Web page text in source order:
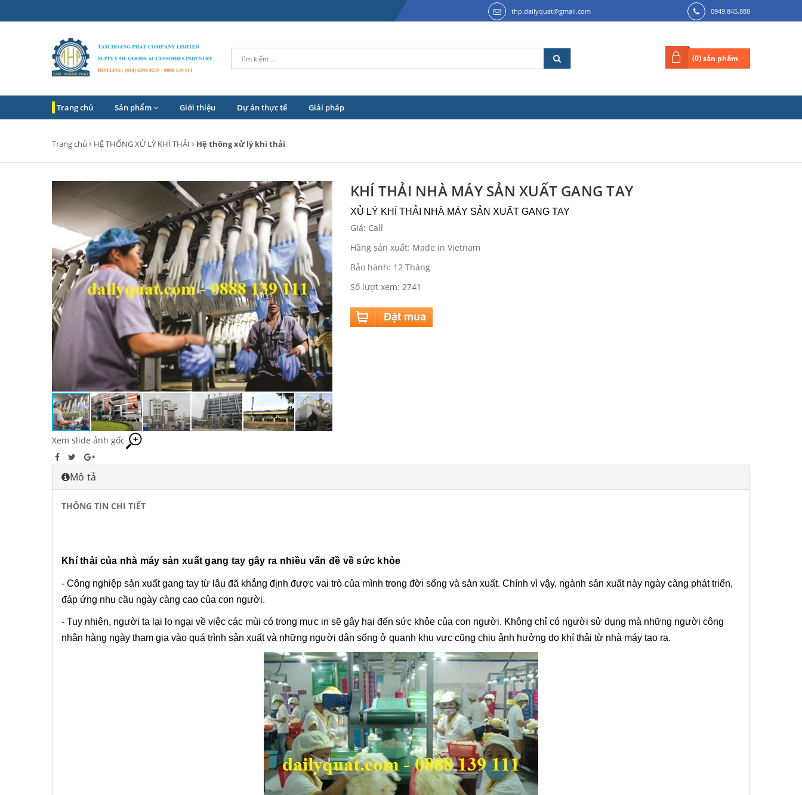
thp.dailyquat@gmail.com 0949.845.888
(0) sản phẩm
Trang chủ Sản phẩm Giới thiệu Dự án thực tế Giải pháp
Trang chủ HỆ THỐNG XỬ LÝ KHÍ THẢI Hệ thống xử lý khí thải
Xem slide ảnh gốc
KHÍ THẢI NHÀ MÁY SẢN XUẤT GANG TAY
XỦ LÝ KHÍ THẢI NHÀ MÁY SẢN XUẤT GANG TAY
Giá: Call
Hãng sản xuất: Made in Vietnam
Bảo hành: 12 Tháng
Số lượt xem: 2741
Mô tả
THÔNG TIN CHI TIẾT
Khí thải của nhà máy sản xuất gang tay gây ra nhiều vấn đề về sức khỏe
- Công nghiệp sản xuất gang tay từ lâu đã khẳng định được vai trò của mình trong đời sống và sản xuất. Chính vì vậy, ngành sản xuất này ngày càng phát triển,
đáp ứng nhu cầu ngày càng cao của con người.
- Tuy nhiên, người ta lại lo ngại về việc các mùi có trong mực in sẽ gây hại đến sức khỏe của con người. Không chỉ có người sử dụng mà những người công
nhân hàng ngày tham gia vào quá trình sản xuất và những người dân sống ở quanh khu vực cũng chịu ảnh hưởng do khí thải từ nhà máy tạo ra.